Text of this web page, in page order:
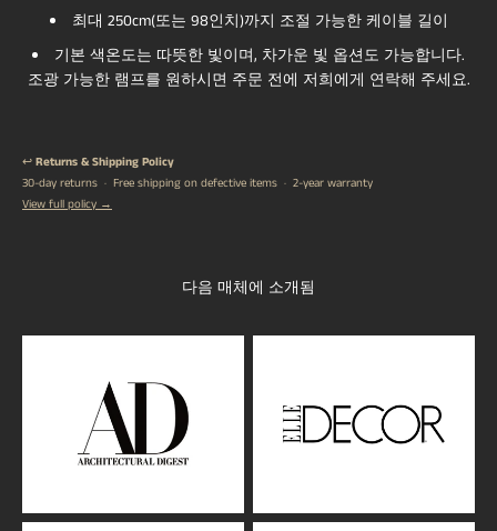
최대 250cm(또는 98인치)까지 조절 가능한 케이블 길이
기본 색온도는 따뜻한 빛이며, 차가운 빛 옵션도 가능합니다.
조광 가능한 램프를 원하시면 주문 전에 저희에게 연락해 주세요.
↩️Returns & Shipping Policy
30-day returns · Free shipping on defective items · 2-year warranty
View full policy →
다음 매체에 소개됨